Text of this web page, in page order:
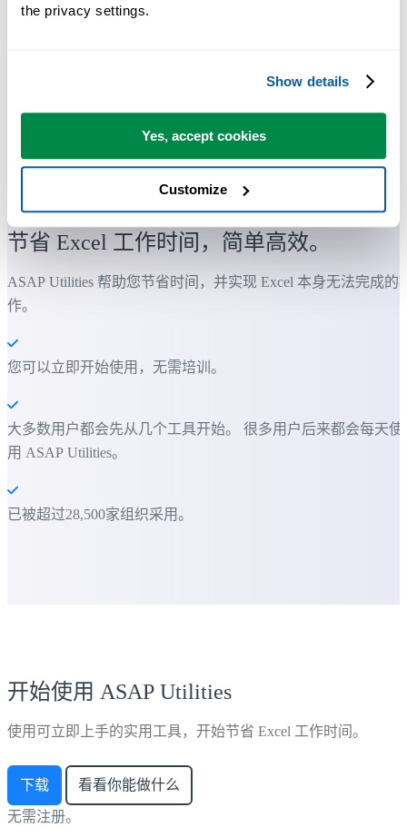
the privacy settings.
Show details
Yes, accept cookies
Customize
许多 Excel 用户希望 Excel 内置的实用工具
节省 Excel 工作时间，简单高效。
ASAP Utilities 帮助您节省时间，并实现 Excel 本身无法完成的
作。
您可以立即开始使用，无需培训。
大多数用户都会先从几个工具开始。 很多用户后来都会每天使
用 ASAP Utilities。
已被超过28,500家组织采用。
开始使用 ASAP Utilities
使用可立即上手的实用工具，开始节省 Excel 工作时间。
下载 看看你能做什么
无需注册。